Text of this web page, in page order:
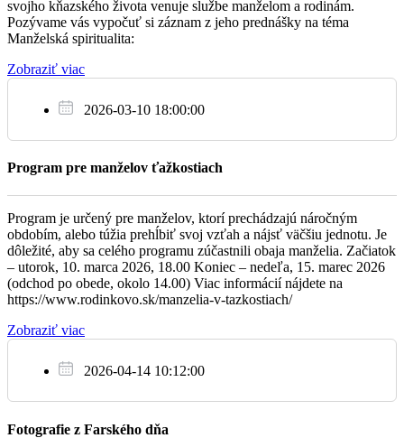
Považany
12.2.
Za farníkov
09:00
† Elemír Horváth (2. výročie)
Potvorice
10:30
† Mária Jamborová (11. výročie), manžel Ján,
Považany
svojho kňazského života venuje službe manželom a rodinám.
Pozývame vás vypočuť si záznam z jeho prednášky na téma
Manželská spiritualita:
Zobraziť viac
2026-03-10 18:00:00
Program pre manželov ťažkostiach
Program je určený pre manželov, ktorí prechádzajú náročným
obdobím, alebo túžia prehĺbiť svoj vzťah a nájsť väčšiu jednotu. Je
dôležité, aby sa celého programu zúčastnili obaja manželia. Začiatok
– utorok, 10. marca 2026, 18.00 Koniec – nedeľa, 15. marec 2026
(odchod po obede, okolo 14.00) Viac informácií nájdete na
https://www.rodinkovo.sk/manzelia-v-tazkostiach/
Zobraziť viac
2026-04-14 10:12:00
Fotografie z Farského dňa